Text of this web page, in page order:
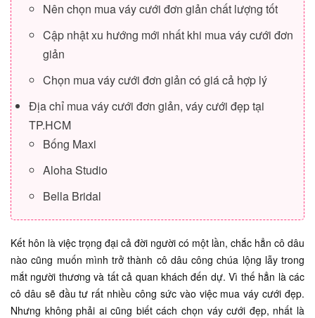
Nên chọn mua váy cưới đơn giản chất lượng tốt
Cập nhật xu hướng mới nhất khi mua váy cưới đơn
giản
Chọn mua váy cưới đơn giản có giá cả hợp lý
Địa chỉ mua váy cưới đơn giản, váy cưới đẹp tại
TP.HCM
Bống Maxi
Aloha Studio
Bella Bridal
Kết hôn là việc trọng đại cả đời người có một lần, chắc hẳn cô dâu
nào cũng muốn mình trở thành cô dâu công chúa lộng lẫy trong
mắt người thương và tất cả quan khách đến dự. Vì thế hẳn là các
cô dâu sẽ đầu tư rất nhiều công sức vào việc mua váy cưới đẹp.
Nhưng không phải ai cũng biết cách chọn váy cưới đẹp, nhất là